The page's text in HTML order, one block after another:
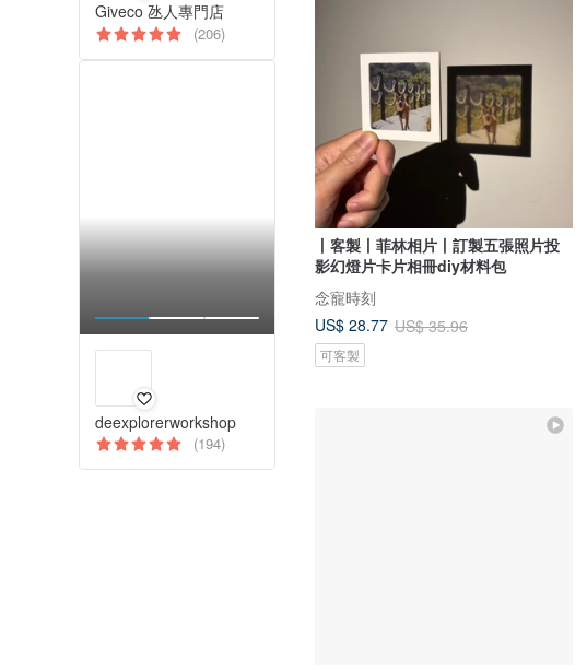
Giveco 氹人專門店
(206)
deexplorerworkshop
(194)
丨客製丨菲林相片丨訂製五張照片投
影幻燈片卡片相冊diy材料包
念寵時刻
US$ 28.77 US$ 35.96
可客製